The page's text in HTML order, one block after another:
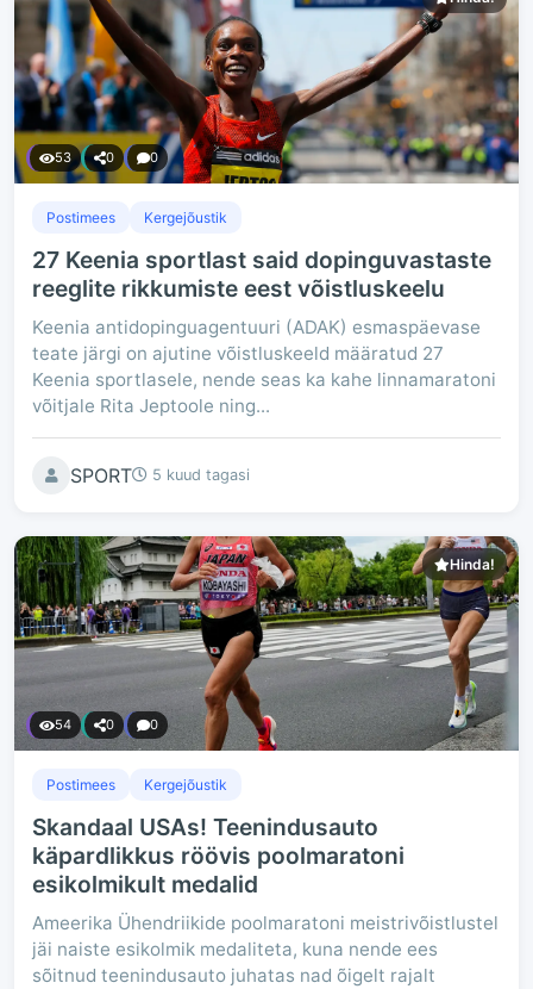
53 0 0
Postimees Kergejõustik
27 Keenia sportlast said dopinguvastaste
reeglite rikkumiste eest võistluskeelu
Keenia antidopinguagentuuri (ADAK) esmaspäevase
teate järgi on ajutine võistluskeeld määratud 27
Keenia sportlasele, nende seas ka kahe linnamaratoni
võitjale Rita Jeptoole ning...
SPORT 5 kuud tagasi
Hinda!
54 0 0
Postimees Kergejõustik
Skandaal USAs! Teenindusauto
käpardlikkus röövis poolmaratoni
esikolmikult medalid
Ameerika Ühendriikide poolmaratoni meistrivõistlustel
jäi naiste esikolmik medaliteta, kuna nende ees
sõitnud teenindusauto juhatas nad õigelt rajalt